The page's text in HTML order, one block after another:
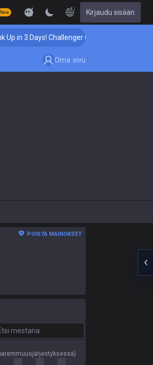
New
FI Kirjaudu sisään
3 Days! Challenger Coaching
Oma sivu
POISTA MAINOKSET